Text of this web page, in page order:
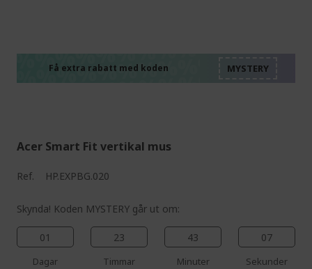
Få extra rabatt med koden
Acer Smart Fit vertikal mus
Ref. HP.EXPBG.020
Skynda! Koden MYSTERY går ut om:
01
Dagar
23
Timmar
43
Minuter
06
Sekunder